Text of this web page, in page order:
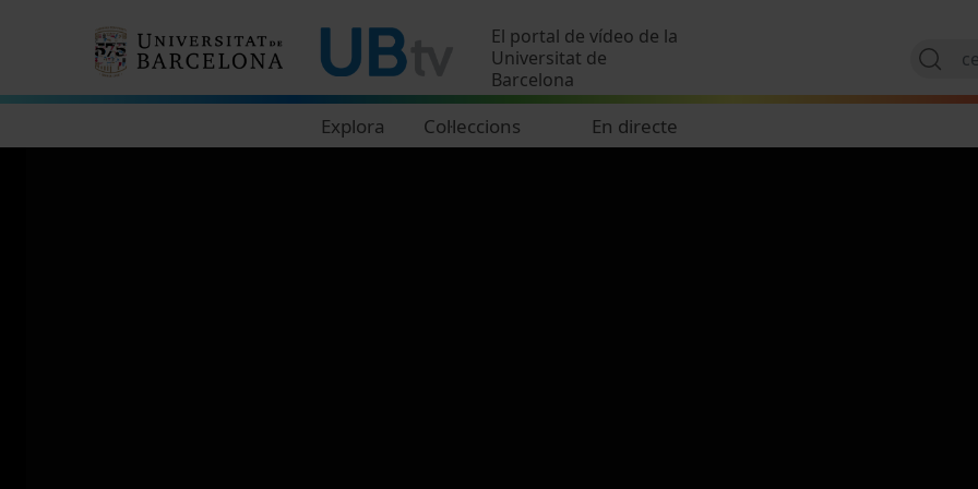
El portal de vídeo de la
Universitat de
Barcelona
Explora Col·leccions En directe